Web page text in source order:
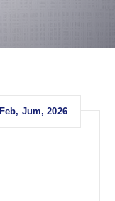
Feb, Jum, 2026